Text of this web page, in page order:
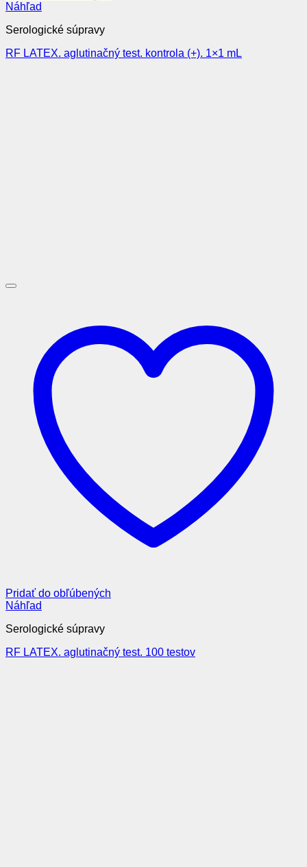
Náhľad
Serologické súpravy
RF LATEX. aglutinačný test. kontrola (+). 1×1 mL
Pridať do obľúbených
Náhľad
Serologické súpravy
RF LATEX. aglutinačný test. 100 testov